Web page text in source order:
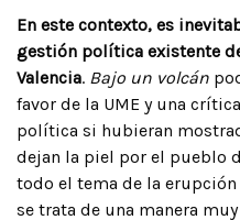
En este contexto, es
gestión política existente
Valencia. Bajo un volcán
favor de la UME y una
política si hubieran
dejan la piel por el pueblo
todo el tema de la erupción
se trata de una manera